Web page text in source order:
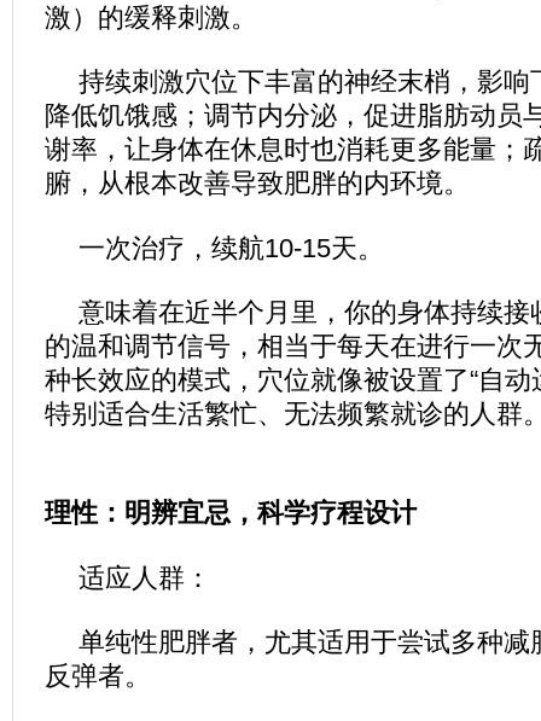
激）的缓释刺激。
持续刺激穴位下丰富的神经末梢，影响
降低饥饿感；调节内分泌，促进脂肪动员
谢率，让身体在休息时也消耗更多能量；
腑，从根本改善导致肥胖的内环境。
一次治疗，续航10-15天。
意味着在近半个月里，你的身体持续接
的温和调节信号，相当于每天在进行一次
种长效应的模式，穴位就像被设置了“自动
特别适合生活繁忙、无法频繁就诊的人群
理性：明辨宜忌，科学疗程设计
适应人群：
单纯性肥胖者，尤其适用于尝试多种减
反弹者。